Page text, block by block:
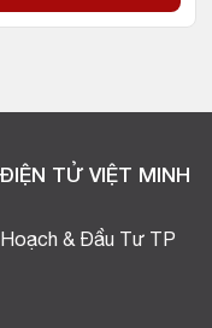
TỬ VIỆT MINH
& Đầu Tư TP